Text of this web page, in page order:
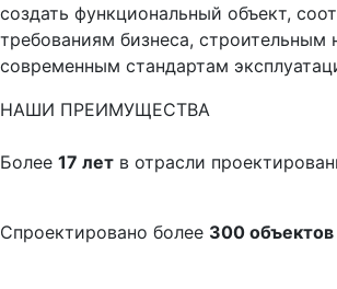
создать функциональный объект,
требованиям бизнеса, строительным
современным стандартам
НАШИ ПРЕИМУЩЕСТВА
Более 17 лет в отрасли
Спроектировано более 300 объектов